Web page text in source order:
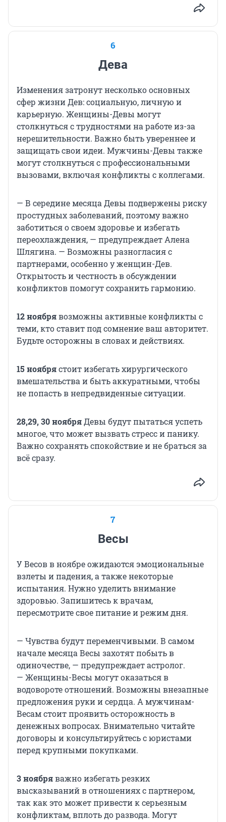
6
Дева
Изменения затронут несколько основных
сфер жизни Дев: социальную, личную и
карьерную. Женщины-Девы могут
столкнуться с трудностями на работе из-за
нерешительности. Важно быть увереннее и
защищать свои идеи. Мужчины-Девы также
могут столкнуться с профессиональными
вызовами, включая конфликты с коллегами.
— В середине месяца Девы подвержены риску
простудных заболеваний, поэтому важно
заботиться о своем здоровье и избегать
переохлаждения, — предупреждает Алена
Шлягина. — Возможны разногласия с
партнерами, особенно у женщин-Дев.
Открытость и честность в обсуждении
конфликтов помогут сохранить гармонию.
12 ноябрявозможны активные конфликты с
теми, кто ставит под сомнение ваш авторитет.
Будьте осторожны в словах и действиях.
15 ноябрястоит избегать хирургического
вмешательства и быть аккуратными, чтобы
не попасть в непредвиденные ситуации.
28,29, 30 ноябряДевы будут пытаться успеть
многое, что может вызвать стресс и панику.
Важно сохранять спокойствие и не браться за
всё сразу.
7
Весы
У Весов в ноябре ожидаются эмоциональные
взлеты и падения, а также некоторые
испытания. Нужно уделить внимание
здоровью. Запишитесь к врачам,
пересмотрите свое питание и режим дня.
— Чувства будут переменчивыми. В самом
начале месяца Весы захотят побыть в
одиночестве, — предупреждает астролог.
— Женщины-Весы могут оказаться в
водовороте отношений. Возможны внезапные
предложения руки и сердца. А мужчинам-
Весам стоит проявить осторожность в
денежных вопросах. Внимательно читайте
договоры и консультируйтесь с юристами
перед крупными покупками.
3 ноябряважно избегать резких
высказываний в отношениях с партнером,
так как это может привести к серьезным
конфликтам, вплоть до развода. Могут